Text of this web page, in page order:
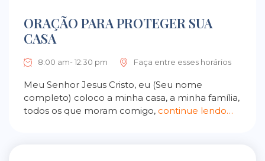
ORAÇÃO PARA PROTEGER SUA
CASA
8:00 am- 12:30 pm Faça entre esses horários
Meu Senhor Jesus Cristo, eu (Seu nome
completo) coloco a minha casa, a minha família,
todos os que moram comigo, continue lendo…